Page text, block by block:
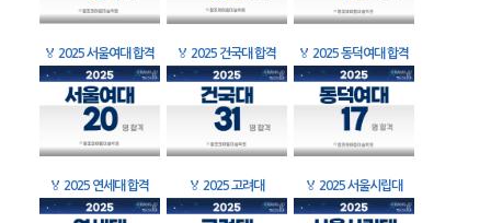
🏅 2025 서울여대 합격 🏅 2025 건국대 합격 🏅 2025 동덕여대 합격
🏅 2025 연세대 합격 🏅 2025 고려대 🏅 2025 서울시립대